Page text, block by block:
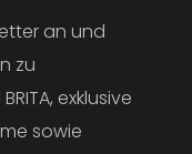
an und
zu
exklusive
sowie